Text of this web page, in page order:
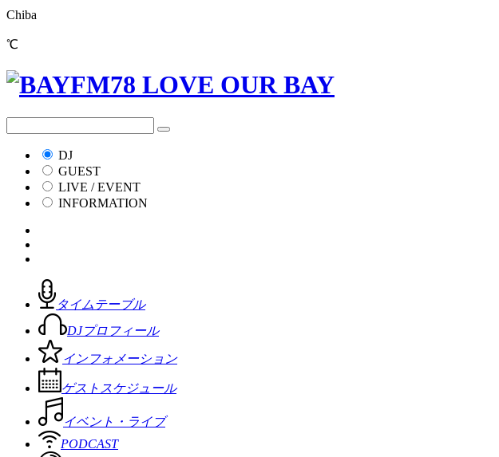
Chiba
℃
DJ
GUEST
LIVE / EVENT
INFORMATION
タイムテーブル
DJプロフィール
インフォメーション
ゲストスケジュール
イベント・ライブ
PODCAST